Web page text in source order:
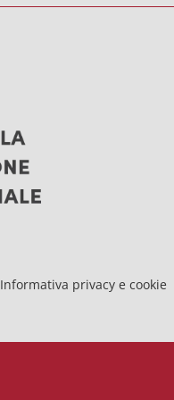
Informativa privacy e cookie